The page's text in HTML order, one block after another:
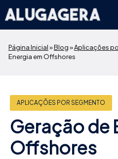
para
o
conteúdo
Página Inicial»Blog»Aplicações
Energia em Offshores
APLICAÇÕES POR SEGMENTO
Geração de
Offshores